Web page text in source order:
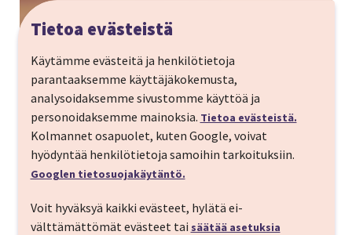
Tietoa evästeistä
Käytämme evästeitä ja henkilötietoja
parantaaksemme käyttäjäkokemusta,
analysoidaksemme sivustomme käyttöä ja
personoidaksemme mainoksia. Tietoa evästeistä.
Kolmannet osapuolet, kuten Google, voivat
hyödyntää henkilötietoja samoihin tarkoituksiin.
Googlen tietosuojakäytäntö.
Voit hyväksyä kaikki evästeet, hylätä ei-
välttämättömät evästeet tai säätää asetuksia